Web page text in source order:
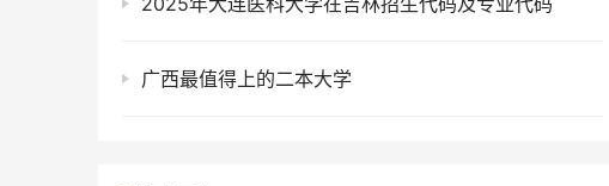
广西最值得上的二本大学